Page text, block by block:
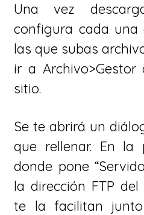
Una vez
configura cada una
las que subas
ir a
sitio.
Se te abrirá un
que rellenar. En la
donde pone
la dirección FTP
te la facilitan